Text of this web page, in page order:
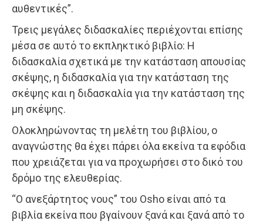
αυθεντικές”.
Τρεις μεγάλες διδασκαλίες περιέχονται επίσης
μέσα σε αυτό το εκπληκτικό βιβλίο: Η
διδασκαλία σχετικά με την κατάσταση απουσίας
σκέψης, η διδασκαλία για την κατάσταση της
σκέψης και η διδασκαλία για την κατάσταση της
μη σκέψης.
Ολοκληρώνοντας τη μελέτη του βιβλίου, ο
αναγνώστης θα έχει πάρει όλα εκείνα τα εφόδια
που χρειάζεται για να προχωρήσει στο δικό του
δρόμο της ελευθερίας.
“Ο ανεξάρτητος νους” του Osho είναι από τα
βιβλία εκείνα που βγαίνουν ξανά και ξανά από το